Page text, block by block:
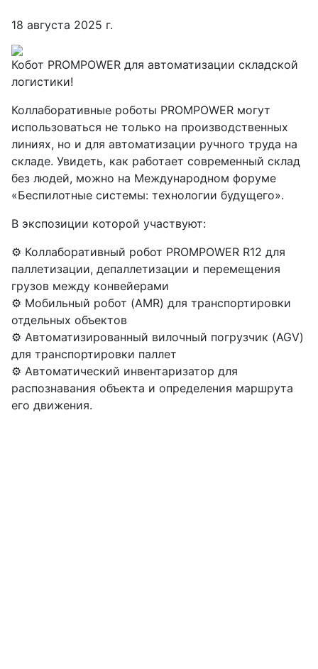
18 августа 2025 г.
Кобот PROMPOWER для автоматизации складской
логистики!
Коллаборативные роботы PROMPOWER могут
использоваться не только на производственных
линиях, но и для автоматизации ручного труда на
складе. Увидеть, как работает современный склад
без людей, можно на Международном форуме
«Беспилотные системы: технологии будущего».
В экспозиции которой участвуют:
⚙️ Коллаборативный робот PROMPOWER R12 для
паллетизации, депаллетизации и перемещения
грузов между конвейерами
⚙️ Мобильный робот (AMR) для транспортировки
отдельных объектов
⚙️ Автоматизированный вилочный погрузчик (AGV)
для транспортировки паллет
⚙️ Автоматический инвентаризатор для
распознавания объекта и определения маршрута
его движения.